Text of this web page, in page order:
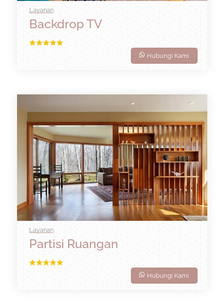
Layanan
Backdrop TV
Hubungi Kami
Layanan
Partisi Ruangan
Hubungi Kami